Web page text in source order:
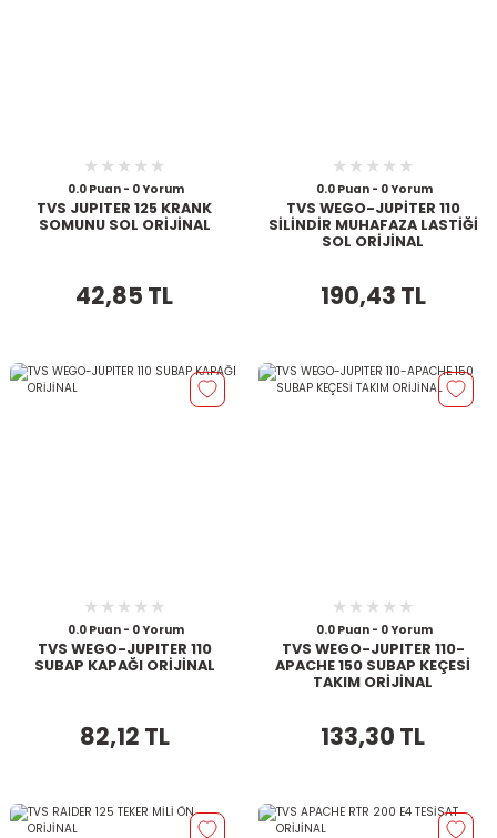
0.0 Puan - 0 Yorum
TVS JUPITER 125 KRANK
SOMUNU SOL ORİJİNAL
42,85 TL
0.0 Puan - 0 Yorum
TVS WEGO-JUPİTER 110
SİLİNDİR MUHAFAZA LASTİĞİ
SOL ORİJİNAL
190,43 TL
0.0 Puan - 0 Yorum
TVS WEGO-JUPITER 110
SUBAP KAPAĞI ORİJİNAL
82,12 TL
0.0 Puan - 0 Yorum
TVS WEGO-JUPITER 110-
APACHE 150 SUBAP KEÇESİ
TAKIM ORİJİNAL
133,30 TL